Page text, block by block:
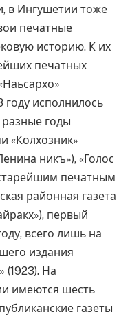
в Ингушетии тоже
печатные
историю. К их
печатных
году исполнилось
разные годы
«Колхозник»
никъ»), «Голос
печатным
районная газета
первый
всего лишь на
издания
(1923). На
имеются шесть
газеты